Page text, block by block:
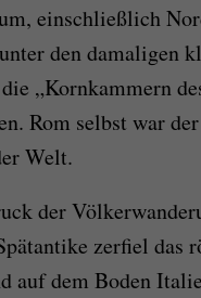
einschließlich
den damaligen
„Kornkammern
Rom selbst war
Welt.
der
zerfiel das
auf dem Boden